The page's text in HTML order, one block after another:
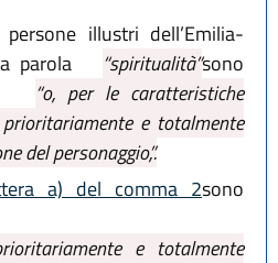
illustri dell’Emilia-
parola “spiritualità”sono
“o, per le caratteristiche
e totalmente
del personaggio,”.
a) del comma 2sono
e totalmente